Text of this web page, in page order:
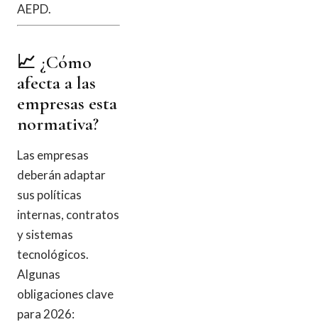
AEPD.
📈 ¿Cómo
afecta a las
empresas esta
normativa?
Las empresas
deberán adaptar
sus políticas
internas, contratos
y sistemas
tecnológicos.
Algunas
obligaciones clave
para 2026: